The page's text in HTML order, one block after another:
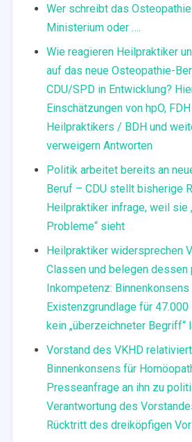
Wer schreibt das
Ministerium oder ….
Wie reagieren Heilpraktiker
auf das neue Osteopathie-
CDU/SPD in Entwicklung?
Einschätzungen von hpO,
Heilpraktikers / BDH und
verweigern Antworten
Politik arbeitet bereits an
Beruf – CDU stellt bisherige
Heilpraktiker infrage, weil sie
Probleme“ sieht
Heilpraktiker widersprechen
Classen und belegen
Inkompetenz:
Existenzgrundlage für
kein „überzeichneter Begriff“
Vorstand des VKHD
Binnenkonsens für
Presseanfrage an ihn zu
Verantwortung des
Rücktritt des dreiköpfigen